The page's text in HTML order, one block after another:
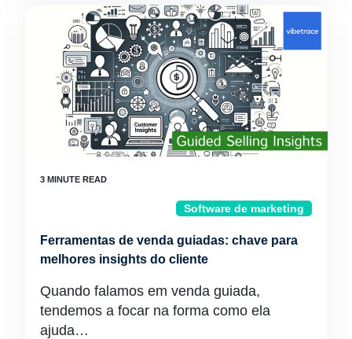
Software de marketing
Ferramentas de venda guiadas: chave para
melhores insights do cliente
Quando falamos em venda guiada,
tendemos a focar na forma como ela
ajuda…